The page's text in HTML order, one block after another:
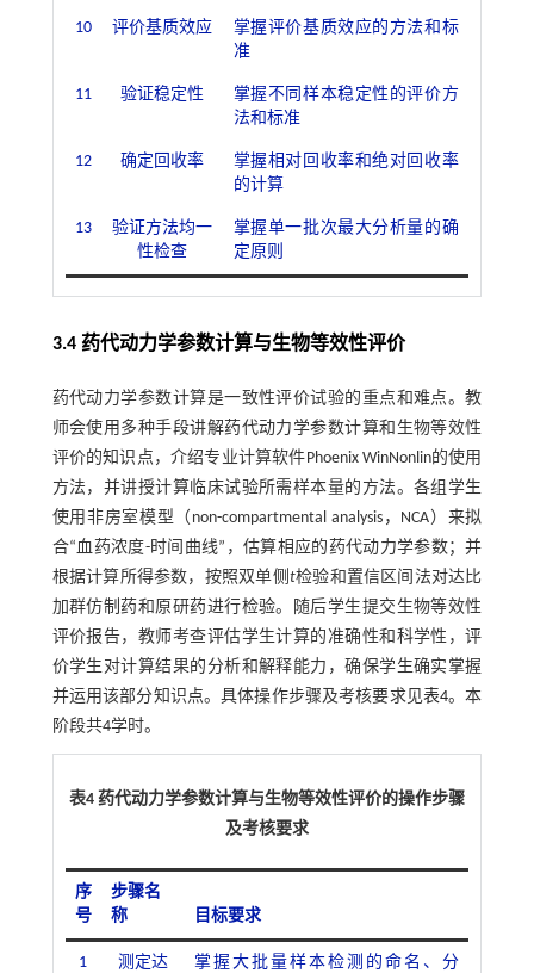
10 评价基质效应
掌握评价基质效应的方法和标
准
11 验证稳定性
掌握不同样本稳定性的评价方
法和标准
12 确定回收率
掌握相对回收率和绝对回收率
的计算
13
验证方法均一
性检查
掌握单一批次最大分析量的确
定原则
3.4 药代动力学参数计算与生物等效性评价
药代动力学参数计算是一致性评价试验的重点和难点。教
师会使用多种手段讲解药代动力学参数计算和生物等效性
评价的知识点，介绍专业计算软件Phoenix WinNonlin的使用
方法，并讲授计算临床试验所需样本量的方法。各组学生
使用非房室模型（non-compartmental analysis，NCA）来拟
合“血药浓度-时间曲线”，估算相应的药代动力学参数；并
根据计算所得参数，按照双单侧 t检验和置信区间法对达比
加群仿制药和原研药进行检验。随后学生提交生物等效性
评价报告，教师考查评估学生计算的准确性和科学性，评
价学生对计算结果的分析和解释能力，确保学生确实掌握
并运用该部分知识点。具体操作步骤及考核要求见表4。本
阶段共4学时。
表4 药代动力学参数计算与生物等效性评价的操作步骤
及考核要求
序
号
步骤名
称
目标要求
1
测定达
掌握大批量样本检测的命名、分